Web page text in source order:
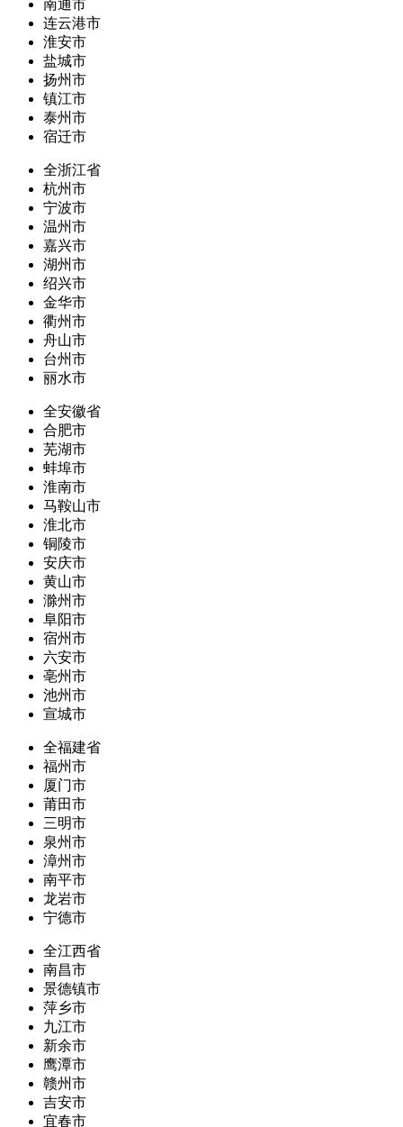
南通市
连云港市
淮安市
盐城市
扬州市
镇江市
泰州市
宿迁市
全浙江省
杭州市
宁波市
温州市
嘉兴市
湖州市
绍兴市
金华市
衢州市
舟山市
台州市
丽水市
全安徽省
合肥市
芜湖市
蚌埠市
淮南市
马鞍山市
淮北市
铜陵市
安庆市
黄山市
滁州市
阜阳市
宿州市
六安市
亳州市
池州市
宣城市
全福建省
福州市
厦门市
莆田市
三明市
泉州市
漳州市
南平市
龙岩市
宁德市
全江西省
南昌市
景德镇市
萍乡市
九江市
新余市
鹰潭市
赣州市
吉安市
宜春市